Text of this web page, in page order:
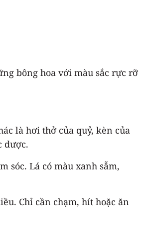
bông hoa với màu sắc rực rỡ
là hơi thở của quỷ, kèn của
dược.
sóc. Lá có màu xanh sẫm,
Chỉ cần chạm, hít hoặc ăn